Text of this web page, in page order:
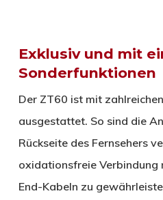
Exklusiv und mit
Sonderfunktionen
Der ZT60 ist mit
ausgestattet. So sind die
Rückseite des Fernsehers
oxidationsfreie
End-Kabeln zu